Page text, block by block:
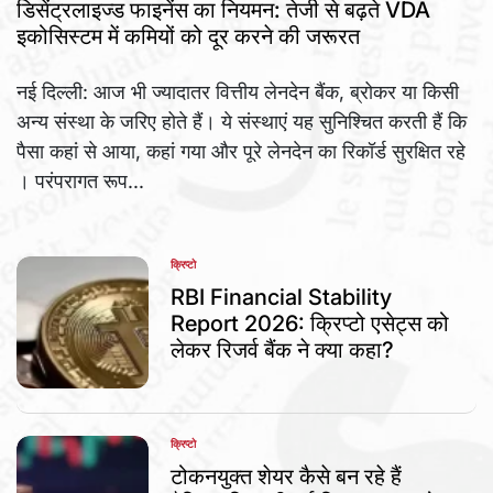
डिसेंट्रलाइज्ड फाइनेंस का नियमन: तेजी से बढ़ते VDA
इकोसिस्टम में कमियों को दूर करने की जरूरत
नई दिल्ली: आज भी ज्यादातर वित्तीय लेनदेन बैंक, ब्रोकर या किसी
अन्य संस्था के जरिए होते हैं। ये संस्थाएं यह सुनिश्चित करती हैं कि
पैसा कहां से आया, कहां गया और पूरे लेनदेन का रिकॉर्ड सुरक्षित रहे
। परंपरागत रूप...
POSTED
IN
क्रिप्टो
RBI Financial Stability
Report 2026: क्रिप्टो एसेट्स को
लेकर रिजर्व बैंक ने क्या कहा?
POSTED
IN
क्रिप्टो
टोकनयुक्त शेयर कैसे बन रहे हैं